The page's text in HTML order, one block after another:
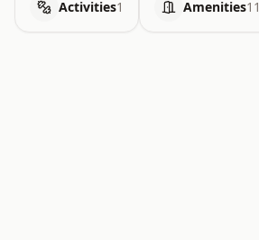
Activities1 Amenities11